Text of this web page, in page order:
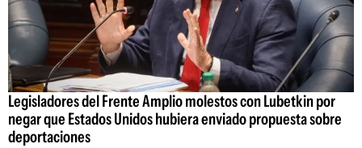
Legisladores del Frente Amplio molestos con Lubetkin por
negar que Estados Unidos hubiera enviado propuesta sobre
deportaciones